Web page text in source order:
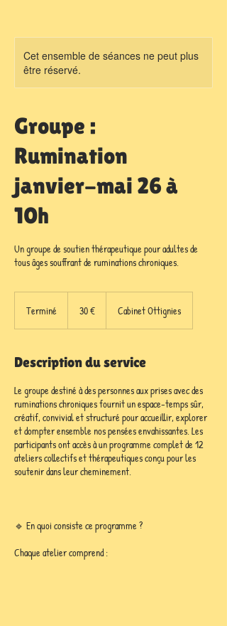
Cet ensemble de séances ne peut plus
être réservé.
Groupe :
Rumination
janvier-mai 26 à
10h
Un groupe de soutien thérapeutique pour adultes de
tous âges souffrant de ruminations chroniques.
Terminé
i
é
30 € Cabinet Ottignies
Description du service
Le groupe destiné à des personnes aux prises avec des
ruminations chroniques fournit un espace-temps sûr,
créatif, convivial et structuré pour accueillir, explorer
et dompter ensemble nos pensées envahissantes. Les
participants ont accès à un programme complet de 12
ateliers collectifs et thérapeutiques conçu pour les
soutenir dans leur cheminement.
🔹 En quoi consiste ce programme ?
Chaque atelier comprend :